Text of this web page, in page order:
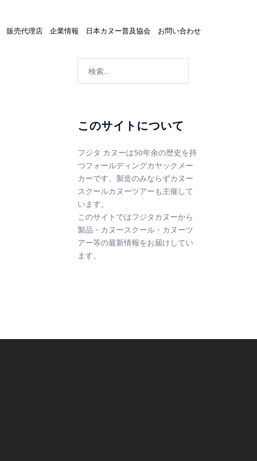
販売代理店 企業情報 日本カヌー普及協会 お問い合わせ
このサイトについて
フジタ カヌーは50年余の歴史を持
つフォールディングカヤックメー
カーです。製造のみならずカヌー
スクールカヌーツアーも主催して
います。
このサイトではフジタカヌーから
製品・カヌースクール・カヌーツ
アー等の最新情報をお届けしてい
ます。